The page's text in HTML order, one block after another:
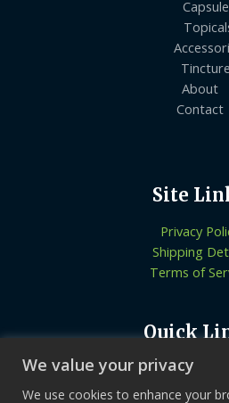
We value your privacy
We use cookies to enhance your
About
Contact
Site
Privacy
Shipping
Terms of
Quick
Know More
Let’s